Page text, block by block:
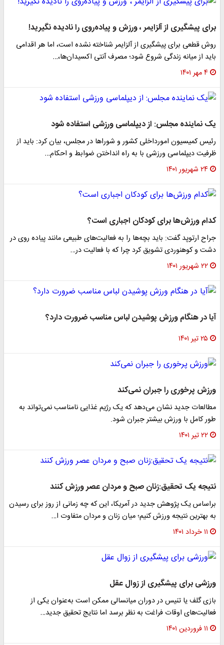
برای پیشگیری از آلزایمر ، ورزش و پیاده‌روی را نادیده نگیرید!
روش قطعی برای پیشگیری از آلزایمر شناخته نشده است، اما هر اقدامی
باید از میانه زندگی شروع شود؛ مصرف آنتی اکسیدان‌ها،…
۴ مهر ۱۴۰۱
یک نماینده مجلس: از دیپلماسی ورزشی استفاده شود
رئیس کمیسیون امورداخلی کشور و شوراها در مجلس، بیان کرد: باید از
ظرفیت دیپلماسی ورزشی با به راه انداختن ضوابط و احکام…
۲۴ شهریور ۱۴۰۱
کدام ورزش‌ها برای کودکان اجباری است؟
جراح ارتوپد گفت: باید بچه‌ها را به فعالیت‌های طبیعی مانند پیاده روی در
دشت و کوهنوردی تشویق کرد چرا که با فعالیت در…
۲۲ شهریور ۱۴۰۱
آیا در هنگام ورزش پوشیدن لباس مناسب ضرورت دارد؟
۲۵ تیر ۱۴۰۱
ورزش پرخوری را جبران نمی‌کند
مطالعات جدید نشان می‌دهد که یک رژیم غذایی نامناسب نمی‌تواند به
طور کامل با ورزش بیشتر جبران شود.
۲۲ تیر ۱۴۰۱
نتیجه یک تحقیق:زنان صبح و مردان عصر ورزش کنند
براساس یک پژوهش جدید در آمریکا، این که چه زمانی از روز برای رسیدن
به بهترین نتیجه ورزش کنیم؛ میان زنان و مردان متفاوت ا…
۱۱ خرداد ۱۴۰۱
ورزشی برای پیشگیری از زوال عقل
بازی گلف یا تنیس در دوران میانسالی ممکن است به‌عنوان یکی از
فعالیت‌های اوقات فراغت به نظر برسد اما نتایج تحقیق جدید…
۱۱ فروردین ۱۴۰۱